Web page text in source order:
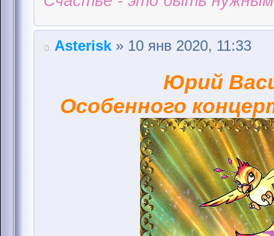
Аsterisk » 10 янв 2020, 11:33
Юрий
Особенного